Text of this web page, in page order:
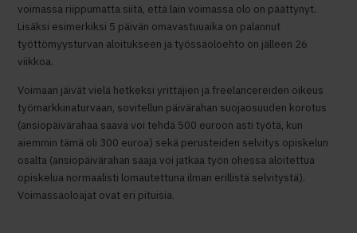
voimassa riippumatta siitä, että lain voimassa olo on päättynyt.
Lisäksi esimerkiksi 5 päivän omavastuuaika on palannut
työttömyysturvan aloitukseen ja työssäoloehto on jälleen 26
viikkoa.
Voimaan jäivät vielä hetkeksi yrittäjien ja freelancereiden oikeus
työmarkkinaturvaan, sovitellun päivärahan suojaosuuden korotus
(ansiopäivärahaa saava voi tehdä 500 euroon asti työtä, kun
aiemmin tämä oli 300 euroa) sekä perusteiden selvitys opiskelun
osalta (ansiopäivärahan saaja voi jatkaa työn ohessa aloitettua
opiskelua normaalisti lomautettuna ilman erillistä selvitystä).
Voimassaoloajat ovat eri pituisia.